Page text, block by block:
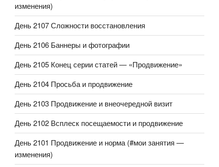
изменения)
День 2107 Сложности восстановления
День 2106 Баннеры и фотографии
День 2105 Конец серии статей — «Продвижение»
День 2104 Просьба и продвижение
День 2103 Продвижение и внеочередной визит
День 2102 Всплеск посещаемости и продвижение
День 2101 Продвижение и норма (#мои занятия —
изменения)